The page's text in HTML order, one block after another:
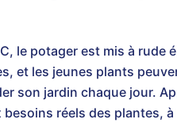
le potager est mis à rude
et les jeunes plants
son jardin chaque jour.
réels des plantes,